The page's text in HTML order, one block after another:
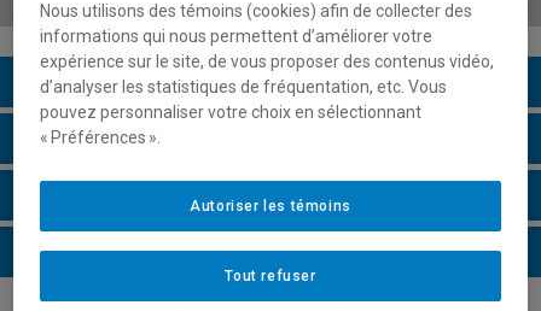
Description du cours
Horaire - Été 2026
Horaire - Automne 2026
Horaire - Hiver 2027
Nous utilisons des témoins (cookies) afin de collecter des
informations qui nous permettent d’améliorer votre
expérience sur le site, de vous proposer des contenus vidéo,
d’analyser les statistiques de fréquentation, etc. Vous
pouvez personnaliser votre choix en sélectionnant
« Préférences ».
Tout refuser
Autoriser les témoins